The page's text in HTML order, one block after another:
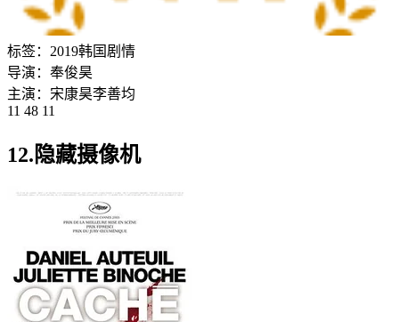
标签： 2019韩国剧情
导演： 奉俊昊
主演： 宋康昊李善均
11 48 11
12.隐藏摄像机